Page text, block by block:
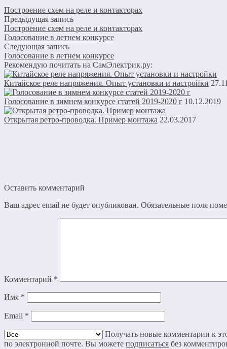
Построение схем на реле и контакторах
Предыдущая запись
Построение схем на реле и контакторах
Голосование в летнем конкурсе
Следующая запись
Голосование в летнем конкурсе
Рекомендую почитать на СамЭлектрик.ру:
Китайское реле напряжения. Опыт установки и настройки
Голосование в зимнем конкурсе статей 2019-2020 г 10.12.2019
Открытая ретро-проводка. Пример монтажа 22.03.2017
Оставить комментарий
Ваш адрес email не будет опубликован. Обязательные поля
Комментарий *
Имя *
Email *
Получать новые комментарии к
по электронной почте. Вы можете подписаться без